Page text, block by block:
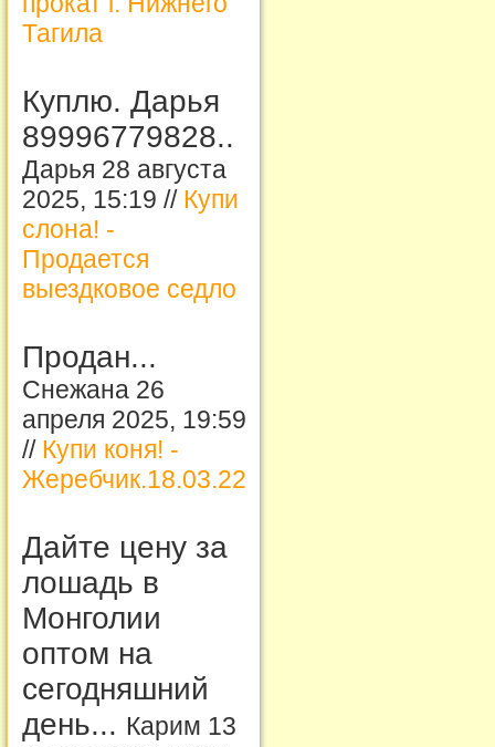
Тагила
Куплю. Дарья
89996779828..
Дарья 28 августа
2025, 15:19 // Купи
слона! -
Продается
выездковое седло
Продан...
Снежана 26
апреля 2025, 19:59
// Купи коня! -
Жеребчик.18.03.22
Дайте цену за
лошадь в
Монголии
оптом на
сегодняшний
день... Карим 13